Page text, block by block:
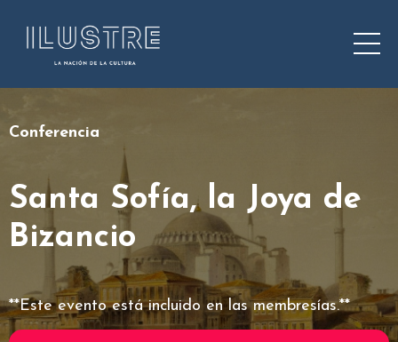
Conferencia
Santa Sofía, la Joya de
Bizancio
**Este evento está incluido en las membresías.**